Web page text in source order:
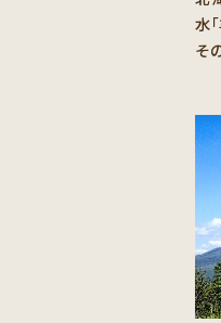
水
そ